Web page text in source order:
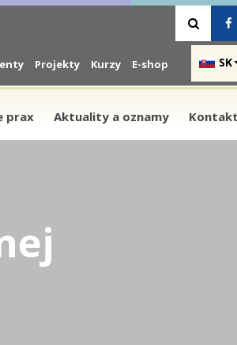
SK
Projekty Kurzy E-shop
prax Aktuality a oznamy Kontakt